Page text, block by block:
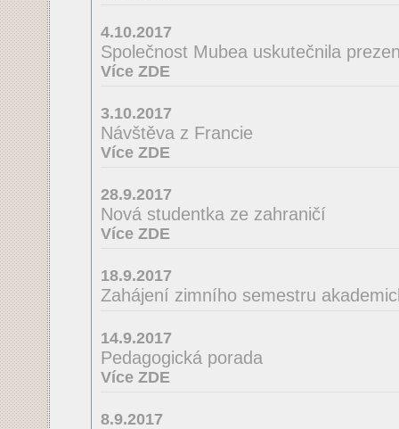
4.10.2017
Společnost Mubea uskutečnila
Více ZDE
3.10.2017
Návštěva z Francie
Více ZDE
28.9.2017
Nová studentka ze zahraničí
Více ZDE
18.9.2017
Zahájení zimního semestru
14.9.2017
Pedagogická porada
Více ZDE
8.9.2017